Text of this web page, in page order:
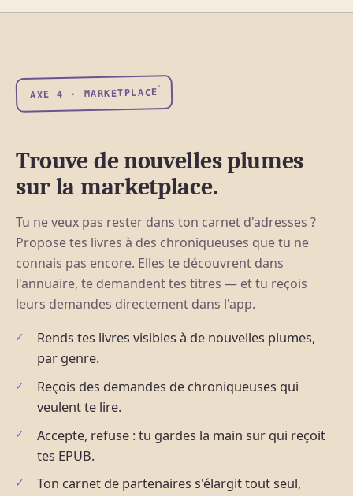
AXE 4 · MARKETPLACE
Trouve de nouvelles plumes
sur la marketplace.
Tu ne veux pas rester dans ton carnet d'adresses ?
Propose tes livres à des chroniqueuses que tu ne
connais pas encore. Elles te découvrent dans
l'annuaire, te demandent tes titres — et tu reçois
leurs demandes directement dans l'app.
Rends tes livres visibles à de nouvelles plumes,
par genre.
Reçois des demandes de chroniqueuses qui
veulent te lire.
Accepte, refuse : tu gardes la main sur qui reçoit
tes EPUB.
Ton carnet de partenaires s'élargit tout seul,